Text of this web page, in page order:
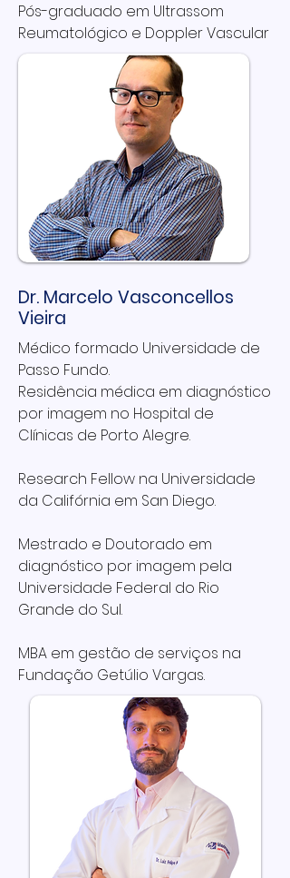
Pós-graduado em Ultrassom
Reumatológico e Doppler Vascular
Dr. Marcelo Vasconcellos
Vieira
Médico formado Universidade de
Passo Fundo.
Residência médica em diagnóstico
por imagem no Hospital de
Clínicas de Porto Alegre.
Research Fellow na Universidade
da Califórnia em San Diego.
Mestrado e Doutorado em
diagnóstico por imagem pela
Universidade Federal do Rio
Grande do Sul.
MBA em gestão de serviços na
Fundação Getúlio Vargas.